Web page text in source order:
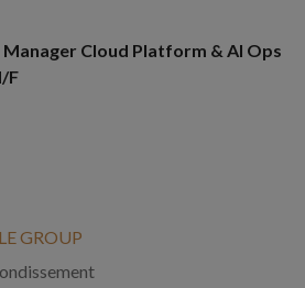
Cloud Platform & AI Ops
F
GROUP